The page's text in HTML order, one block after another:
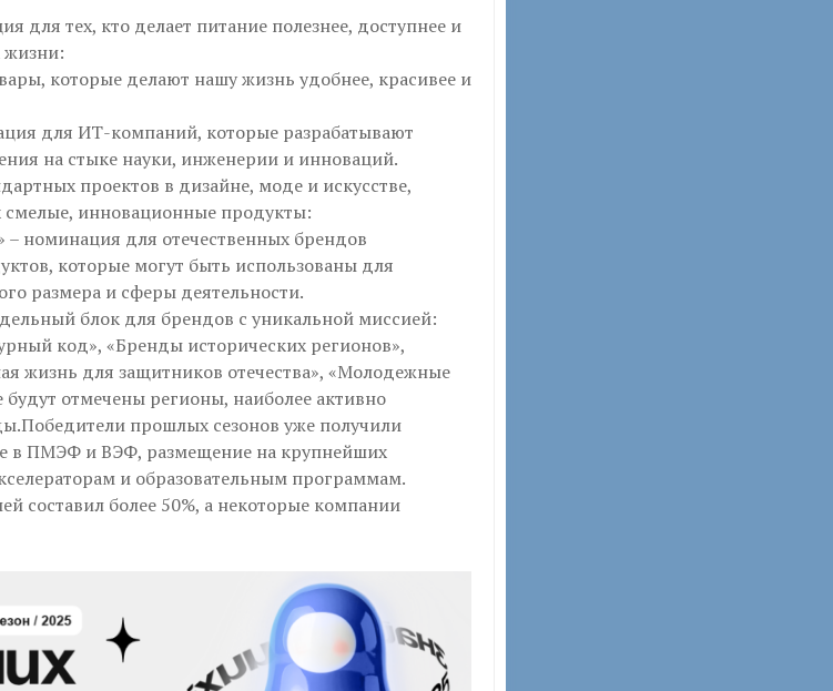
для тех, кто делает питание полезнее, доступнее и
жизни:
которые делают нашу жизнь удобнее, красивее и
для ИТ-компаний, которые разрабатывают
на стыке науки, инженерии и инноваций.
проектов в дизайне, моде и искусстве,
инновационные продукты:
номинация для отечественных брендов
которые могут быть использованы для
размера и сферы деятельности.
блок для брендов с уникальной миссией:
код», «Бренды исторических регионов»,
жизнь для защитников отечества», «Молодежные
отмечены регионы, наиболее активно
прошлых сезонов уже получили
в ПМЭФ и ВЭФ, размещение на крупнейших
и образовательным программам.
составил более 50%, а некоторые компании